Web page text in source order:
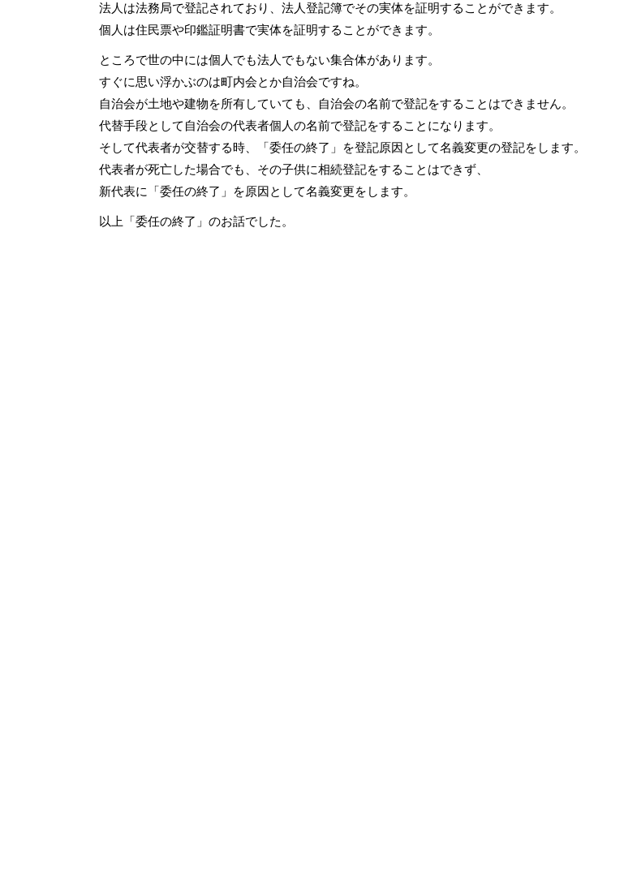
法人は法務局で登記されており、法人登記簿でその実体を証明することができます。
個人は住民票や印鑑証明書で実体を証明することができます。
ところで世の中には個人でも法人でもない集合体があります。
すぐに思い浮かぶのは町内会とか自治会ですね。
自治会が土地や建物を所有していても、自治会の名前で登記をすることはできません。
代替手段として自治会の代表者個人の名前で登記をすることになります。
そして代表者が交替する時、「委任の終了」を登記原因として名義変更の登記をします。
代表者が死亡した場合でも、その子供に相続登記をすることはできず、
新代表に「委任の終了」を原因として名義変更をします。
以上「委任の終了」のお話でした。